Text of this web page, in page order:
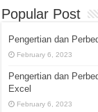
Popular Post
Pengertian dan
February 6, 2023
Pengertian dan
Excel
February 6, 2023